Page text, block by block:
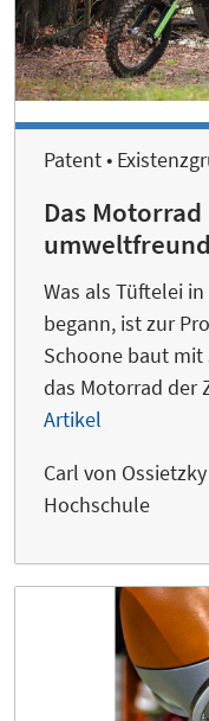
Patent •
Das
Was als Tüftelei
begann, ist zur
Schoone baut
das Motorrad der
Artikel
Carl von
Hochschule